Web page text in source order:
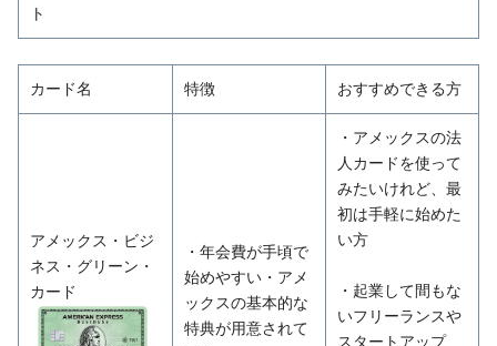
ト
カード名 特徴 おすすめできる方
アメックス・ビジ
ネス・グリーン・
カード
・年会費が手頃で
始めやすい・アメ
ックスの基本的な
特典が用意されて
・アメックスの法
人カードを使って
みたいけれど、最
初は手軽に始めた
い方
・起業して間もな
いフリーランスや
スタートアップ